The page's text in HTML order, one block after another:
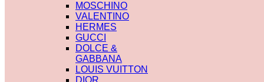
MOSCHINO
VALENTINO
HERMES
GUCCI
DOLCE &
GABBANA
LOUIS VUITTON
DIOR